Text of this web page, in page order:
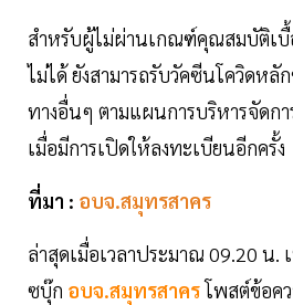
สำหรับผู้ไม่ผ่านเกณฑ์คุณสมบัติเบื้
ไม่ได้ ยังสามารถรับวัคซีนโควิดหลั
ทางอื่นๆ ตามแผนการบริหารจัดก
เมื่อมีการเปิดให้ลงทะเบียนอีกครั้ง
ที่มา : อบจ.สมุทรสาคร
ล่าสุดเมื่อเวลาประมาณ 09.20 น.
ซบุ๊ก อบจ.สมุทรสาครโพสต์ข้อค